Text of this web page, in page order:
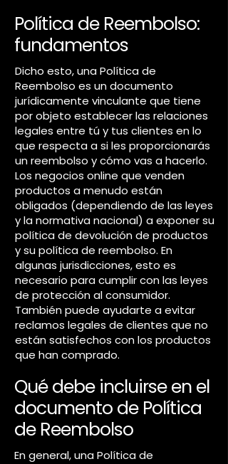
Política de Reembolso:
fundamentos
Dicho esto, una Política de
Reembolso es un documento
jurídicamente vinculante que tiene
por objeto establecer las relaciones
legales entre tú y tus clientes en lo
que respecta a si les proporcionarás
un reembolso y cómo vas a hacerlo.
Los negocios online que venden
productos a menudo están
obligados (dependiendo de las leyes
y la normativa nacional) a exponer su
política de devolución de productos
y su política de reembolso. En
algunas jurisdicciones, esto es
necesario para cumplir con las leyes
de protección al consumidor.
También puede ayudarte a evitar
reclamos legales de clientes que no
están satisfechos con los productos
que han comprado.
Qué debe incluirse en el
documento de Política
de Reembolso
En general, una Política de